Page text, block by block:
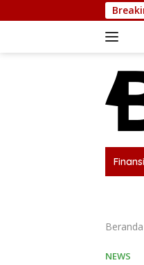
ke
“Healing” di
Beranda
NEWS